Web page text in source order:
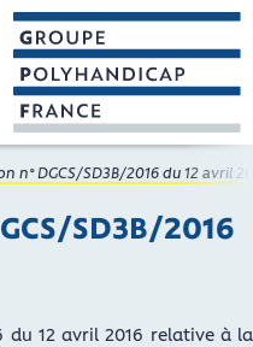
GROUPE
Faire connaître et
n° DGCS/SD3B/2016 du 12 avril
SD3B/2016
du 12 avril 2016 relative à la